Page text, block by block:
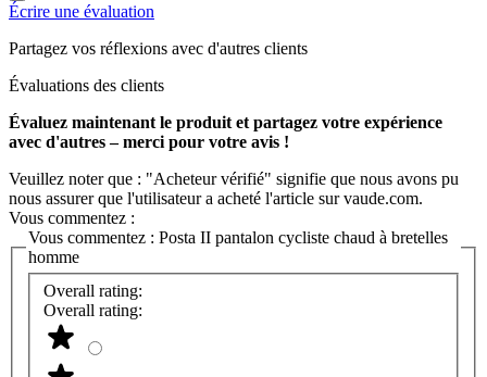
Écrire une évaluation
Partagez vos réflexions avec d'autres clients
Évaluations des clients
Évaluez maintenant le produit et partagez votre expérience
avec d'autres – merci pour votre avis !
Veuillez noter que : "Acheteur vérifié" signifie que nous avons pu
nous assurer que l'utilisateur a acheté l'article sur vaude.com.
Vous commentez :
Vous commentez : Posta II pantalon cycliste chaud à bretelles
homme
Overall rating:
Overall rating: